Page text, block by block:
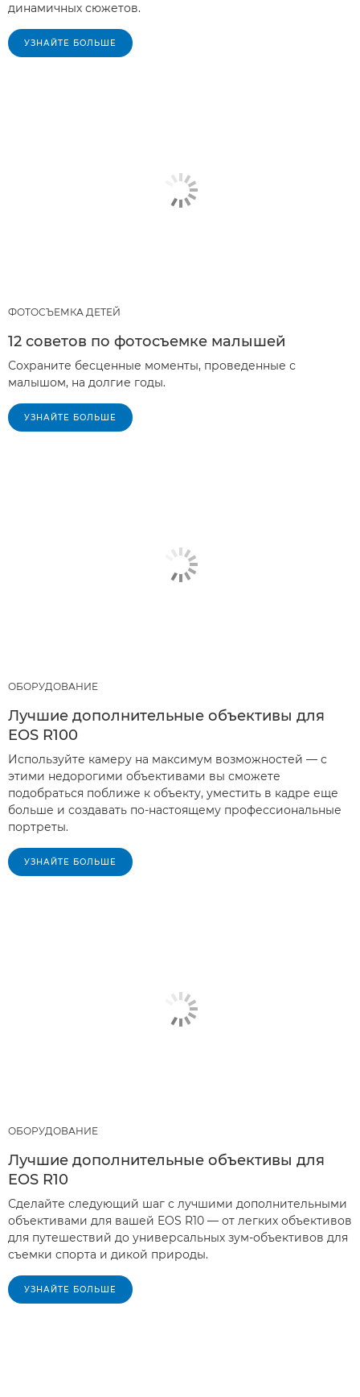
динамичных сюжетов.
УЗНАЙТЕ БОЛЬШЕ
ФОТОСЪЕМКА ДЕТЕЙ
12 советов по фотосъемке малышей
Сохраните бесценные моменты, проведенные с
малышом, на долгие годы.
УЗНАЙТЕ БОЛЬШЕ
ОБОРУДОВАНИЕ
Лучшие дополнительные объективы для
EOS R100
Используйте камеру на максимум возможностей — с
этими недорогими объективами вы сможете
подобраться поближе к объекту, уместить в кадре еще
больше и создавать по-настоящему профессиональные
портреты.
УЗНАЙТЕ БОЛЬШЕ
ОБОРУДОВАНИЕ
Лучшие дополнительные объективы для
EOS R10
Сделайте следующий шаг с лучшими дополнительными
объективами для вашей EOS R10 — от легких объективов
для путешествий до универсальных зум-объективов для
съемки спорта и дикой природы.
УЗНАЙТЕ БОЛЬШЕ